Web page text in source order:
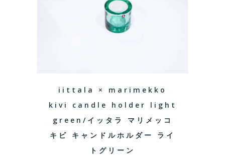
iittala × marimekko
kivi candle holder light
green/イッタラ マリメッコ
キビ キャンドルホルダー ライ
トグリーン